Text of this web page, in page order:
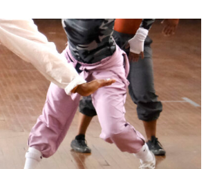
Via Injabulo